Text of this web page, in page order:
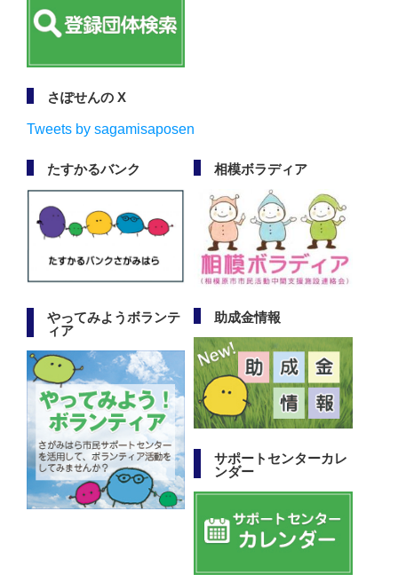
さぽせんの X
Tweets by sagamisaposen
たすかるバンク 相模ボラディア
やってみようボランテ
ィア
助成金情報
サポートセンターカレ
ンダー